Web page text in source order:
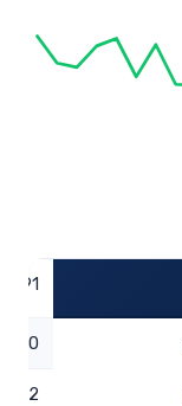
0
0.22